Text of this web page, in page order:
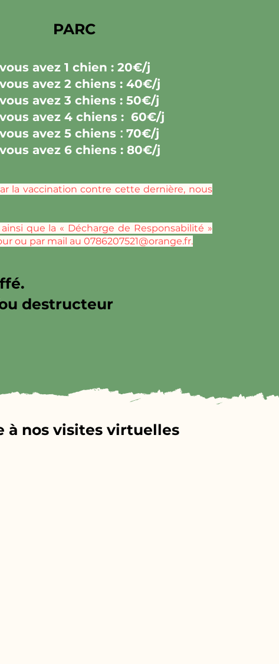
PARC
avez 1 chien : 20€/j
avez 2 chiens : 40€/j
avez 3 chiens : 50€/j
avez 4 chiens : 60€/j
avez 5 chiens : 70€/j
avez 6 chiens : 80€/j
la vaccination contre cette dernière, nous
que la « Décharge de Responsabilité »
ou par mail au 0786207521@orange.fr.
destructeur
à nos visites virtuelles